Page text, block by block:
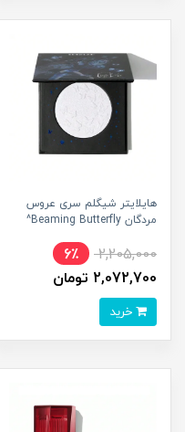
هایلایتر شیگلم سری عروس
مردگان Beaming Butterfly^
2,205,000
6٪
2,072,700 تومان